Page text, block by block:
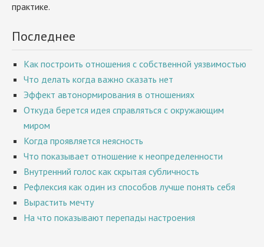
практике.
Последнее
Как построить отношения с собственной уязвимостью
Что делать когда важно сказать нет
Эффект автонормирования в отношениях
Откуда берется идея справляться с окружающим
миром
Когда проявляется неясность
Что показывает отношение к неопределенности
Внутренний голос как скрытая субличность
Рефлексия как один из способов лучше понять себя
Вырастить мечту
На что показывают перепады настроения